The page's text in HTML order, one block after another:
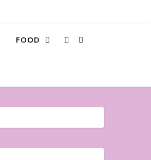
FOOD